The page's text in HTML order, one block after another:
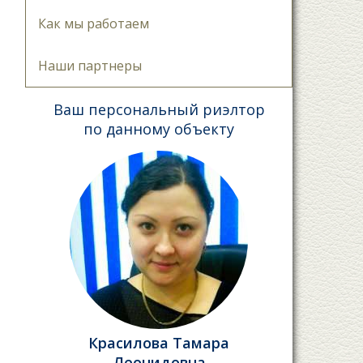
Как мы работаем
Наши партнеры
Ваш персональный риэлтор
по данному объекту
Красилова Тамара